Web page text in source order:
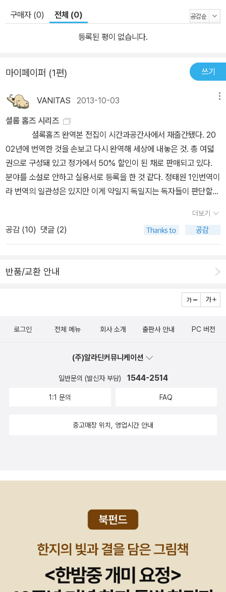
아서 코난 도일은 1887년 자신의 스승이었던 조지프 벨을 모델로 하
여 방대한 지식과 천재적인 추리력을 지닌 ‘셜록 홈즈’라는 인물을 창
조해냈다. 독자들은 홈즈와 그의 의사 친구 왓슨의 이야기에 열광했
는 뜻으로 사전에 올라와 올라갈 정도로 이들의 이야기는 전 세계 독
자들을 매료시켰고, 홈즈의 활약상을 연구하는 수많은 셜로키언(Sh
elockian)과 홈지언(Homesian)을 탄생시켰다. 역사상 그 어떤 탐
정소설도 이만큼 열렬한 호응을 받지는 못했다. 영국 빅토리아 시대
의 모든 독자를 전율케 한 홈즈는 이후 현대 탐정소설 주인공의 원형
이 되었다. 추리소설을 독립된 문학 형식으로 확립하고 연역적 방법
을 구사해 사건을 해결하는 근대적 탐정(뒤팽)을 처음 등장시킨 것은
에드거 앨런 포(「모르그 가의 살인」)였지만, 독자들의 마음을 사로잡
는 ‘셜록 홈즈’라는 인물로 최초의 대중적 인기를 얻은 것은 코난 도일
이었다. 20세기에 수천 편의 탐정 이야기가 탄생되었지만 뒤팽과 르
많은 오마주 작품을 탄생시키고 있다. 아서 코난 도일은 1887년부터
893년 12월 「마지막 문제」라는 작품에서 홈즈를 죽였지만, 독자들의
원성에 결국 부활시키는 해프닝을 빚기도 했다. 그리고 이렇게 이어
n)’으로 불리는데, 여기서는 1891년부터 《스트랜드 매거진》에 연재
다. 이를 통해 애거사 크리스티의 추리소설에서부터 움베르트 에코의
『장미의 이름』, 미국 드라마 <닥터 하우스>,, 만화 <소년 탐정 김전
복기되고 재생산되는 ‘전설’을 확인할 수 있을 것이다.
구매자 (0) 전체 (0)
등록된 평이 없습니다.
마이페이퍼 (1편) 쓰기
VANITAS 2013-10-03
셜롬 홈즈 시리즈
셜록홈즈 완역본 전집이 시간과공간사에서 재출간됐다. 20
02년에 번역한 것을 손보고 다시 완역해 세상에 내놓은 것. 총 여덟
권으로 구성돼 있고 정가에서 50% 할인이 된 채로 판매되고 있다.
분야를 소설로 안하고 실용서로 등록을 한 것 같다. 정태원 1인번역이
라 번역의 일관성은 있지만 이게 약일지 독일지는 독자들이 판단할
있을 것 같다. 나온김에 시중에서 구할 수 있는 판본으로 홈즈 시리즈
를 정리해 보기로 한다. <시간과공간사> <비룡소> 전 5
권으로 구성돼 있다. 세트구성도 돼 있긴 한데 앞선 시간과공간사보
런지 선뜻 손이 가지는 않는다. <현대문학: EOS 클래식
다. 번역에 있어 특장점은 별로 없어 보인다. 구성이 깔끔하다는 것 외
주석달린 셜록홈즈로 출간 된 책이다. 번역은 승영조씨가 맡았다. 총
라고 번역자를 뭉퉁그린것은 역시 마음에 들지 않는다. <
더클래식>양장과 반양장이 나뉘어있다. 내가 올린것은 양장본이다.
양장이 갈라질 염려는 해야한다.) 더클래식인 만큼 번역의 질과 신뢰
알수가 없다. 실명공개 약력공개 하는게 출판사로서는 더 이득일 수
있게 만들어진걸로 아는데 지금은 다른 출판사 시리즈가 많아서 어떨
더보기
공감 (10) 댓글 (2)
반품/교환 안내
로그인 전체 메뉴 회사 소개 출판사 안내 PC 버전
(주)알라딘커뮤니케이션
일반문의 (발신자 부담) 1544-2514
1:1 문의 FAQ
중고매장 위치, 영업시간 안내